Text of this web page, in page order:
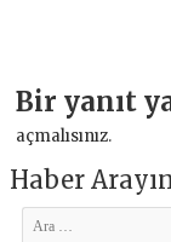
Bir yanıt
açmalısınız.
Haber